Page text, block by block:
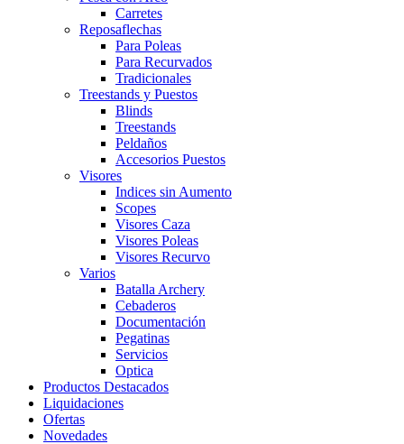
Carretes
Reposaflechas
Para Poleas
Para Recurvados
Tradicionales
Treestands y Puestos
Blinds
Treestands
Peldaños
Accesorios Puestos
Visores
Indices sin Aumento
Scopes
Visores Caza
Visores Poleas
Visores Recurvo
Varios
Batalla Archery
Cebaderos
Documentación
Pegatinas
Servicios
Optica
Productos Destacados
Liquidaciones
Ofertas
Novedades